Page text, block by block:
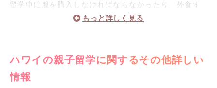
25万円）程度ですが、食事も費用に含まれるので、トー
タル費用ではホームステイの方がお得です。
いずれの滞在方法にせよ、親子留学ではあまりストレス
のない環境を作るということがとても大切です。
留学中に服を購入しなければならなかったり、外食す
るにも人数分の料金がかかったります。
時には、お子さんが熱を出して、タクシーで病院まで
行かなければならないことだってあるかもしれませ
ん。
ハワイの親子留学に関するその他詳しい
情報